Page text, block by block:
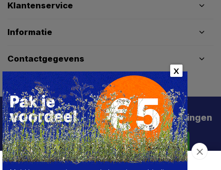
Klantenservice
Informatie
Contactgegevens
Schrijf je in voor de beste deals en kortingen
Abonneer
X